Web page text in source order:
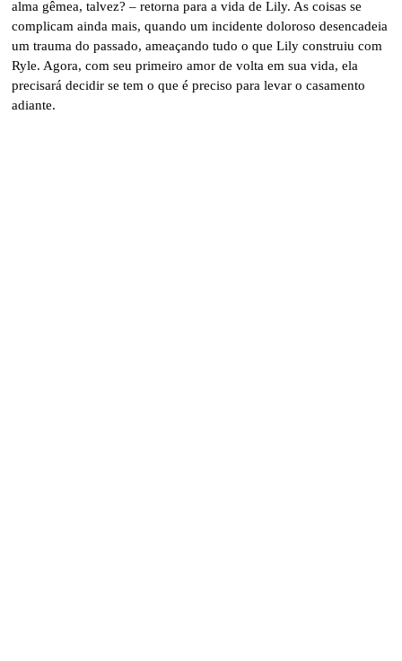
alma gêmea, talvez? – retorna para a vida de Lily. As coisas se
complicam ainda mais, quando um incidente doloroso desencadeia
um trauma do passado, ameaçando tudo o que Lily construiu com
Ryle. Agora, com seu primeiro amor de volta em sua vida, ela
precisará decidir se tem o que é preciso para levar o casamento
adiante.